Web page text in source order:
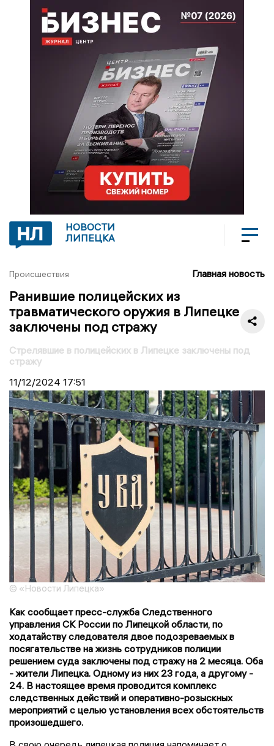
НОВОСТИ
ЛИПЕЦКА
Происшествия Главная новость
Ранившие полицейских из
травматического оружия в Липецке
заключены под стражу
Стрелявшие в полицейских в Липецке заключены под
стражу
11/12/2024 17:51
© «Новости Липецка»
Как сообщает пресс-служба Следственного
управления СК России по Липецкой области, по
ходатайству следователя двое подозреваемых в
посягательстве на жизнь сотрудников полиции
решением суда заключены под стражу на 2 месяца. Оба
- жители Липецка. Одному из них 23 года, а другому -
24. В настоящее время проводится комплекс
следственных действий и оперативно-розыскных
мероприятий с целью установления всех обстоятельств
произошедшего.